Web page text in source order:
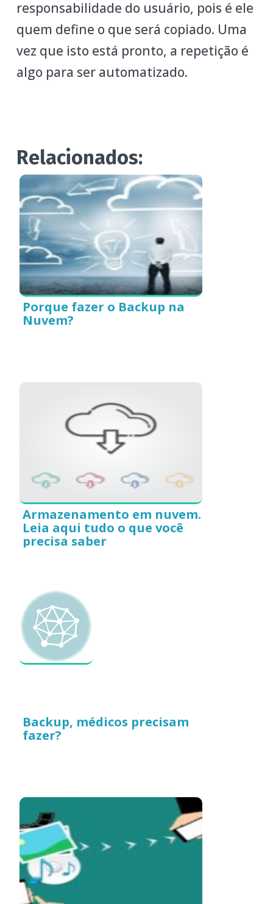
responsabilidade do usuário, pois é ele
quem define o que será copiado. Uma
vez que isto está pronto, a repetição é
algo para ser automatizado.
Relacionados:
Porque fazer o Backup na
Nuvem?
Armazenamento em nuvem.
Leia aqui tudo o que você
precisa saber
Backup, médicos precisam
fazer?